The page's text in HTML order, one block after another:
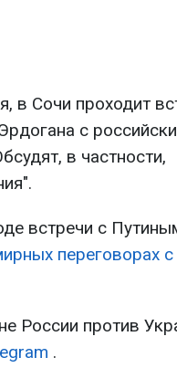
в Сочи проходит
с
в частности,
встречи с
переговорах с
России против
.